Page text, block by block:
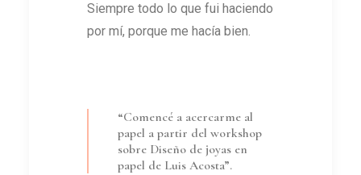
Siempre todo lo que fui haciendo
por mí, porque me hacía bien.
“Comencé a acercarme al
papel a partir del workshop
sobre Diseño de joyas en
papel de Luis Acosta”.